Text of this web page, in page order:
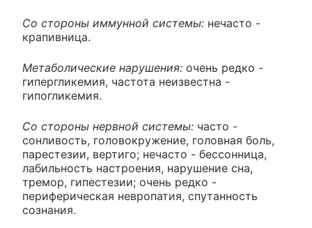
Со стороны иммунной системы: нечасто -
крапивница.
Метаболические нарушения: очень редко -
гипергликемия, частота неизвестна -
гипогликемия.
Со стороны нервной системы: часто -
сонливость, головокружение, головная боль,
парестезии, вертиго; нечасто - бессонница,
лабильность настроения, нарушение сна,
тремор, гипестезии; очень редко -
периферическая невропатия, спутанность
сознания.